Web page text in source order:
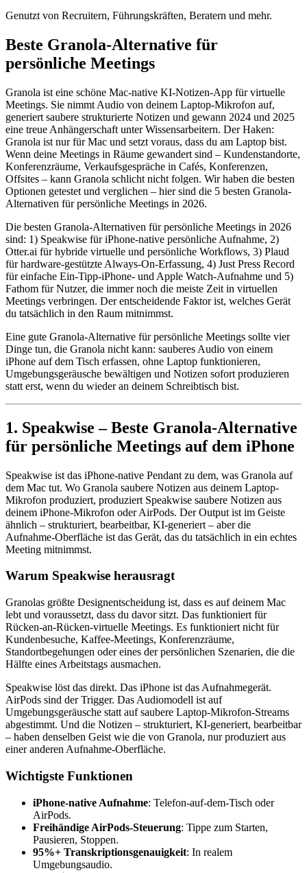
Genutzt von Recruitern, Führungskräften, Beratern und mehr.
Beste Granola-Alternative für
persönliche Meetings
Granola ist eine schöne Mac-native KI-Notizen-App für virtuelle
Meetings. Sie nimmt Audio von deinem Laptop-Mikrofon auf,
generiert saubere strukturierte Notizen und gewann 2024 und 2025
eine treue Anhängerschaft unter Wissensarbeitern. Der Haken:
Granola ist nur für Mac und setzt voraus, dass du am Laptop bist.
Wenn deine Meetings in Räume gewandert sind – Kundenstandorte,
Konferenzräume, Verkaufsgespräche in Cafés, Konferenzen,
Offsites – kann Granola schlicht nicht folgen. Wir haben die besten
Optionen getestet und verglichen – hier sind die 5 besten Granola-
Alternativen für persönliche Meetings in 2026.
Die besten Granola-Alternativen für persönliche Meetings in 2026
sind: 1) Speakwise für iPhone-native persönliche Aufnahme, 2)
Otter.ai für hybride virtuelle und persönliche Workflows, 3) Plaud
für hardware-gestützte Always-On-Erfassung, 4) Just Press Record
für einfache Ein-Tipp-iPhone- und Apple Watch-Aufnahme und 5)
Fathom für Nutzer, die immer noch die meiste Zeit in virtuellen
Meetings verbringen. Der entscheidende Faktor ist, welches Gerät
du tatsächlich in den Raum mitnimmst.
Eine gute Granola-Alternative für persönliche Meetings sollte vier
Dinge tun, die Granola nicht kann: sauberes Audio von einem
iPhone auf dem Tisch erfassen, ohne Laptop funktionieren,
Umgebungsgeräusche bewältigen und Notizen sofort produzieren
statt erst, wenn du wieder an deinem Schreibtisch bist.
1. Speakwise – Beste Granola-Alternative
für persönliche Meetings auf dem iPhone
Speakwise ist das iPhone-native Pendant zu dem, was Granola auf
dem Mac tut. Wo Granola saubere Notizen aus deinem Laptop-
Mikrofon produziert, produziert Speakwise saubere Notizen aus
deinem iPhone-Mikrofon oder AirPods. Der Output ist im Geiste
ähnlich – strukturiert, bearbeitbar, KI-generiert – aber die
Aufnahme-Oberfläche ist das Gerät, das du tatsächlich in ein echtes
Meeting mitnimmst.
Warum Speakwise herausragt
Granolas größte Designentscheidung ist, dass es auf deinem Mac
lebt und voraussetzt, dass du davor sitzt. Das funktioniert für
Rücken-an-Rücken-virtuelle Meetings. Es funktioniert nicht für
Kundenbesuche, Kaffee-Meetings, Konferenzräume,
Standortbegehungen oder eines der persönlichen Szenarien, die die
Hälfte eines Arbeitstags ausmachen.
Speakwise löst das direkt. Das iPhone ist das Aufnahmegerät.
AirPods sind der Trigger. Das Audiomodell ist auf
Umgebungsgeräusche statt auf saubere Laptop-Mikrofon-Streams
abgestimmt. Und die Notizen – strukturiert, KI-generiert, bearbeitbar
– haben denselben Geist wie die von Granola, nur produziert aus
einer anderen Aufnahme-Oberfläche.
Wichtigste Funktionen
iPhone-native Aufnahme: Telefon-auf-dem-Tisch oder
AirPods.
Freihändige AirPods-Steuerung: Tippe zum Starten,
Pausieren, Stoppen.
95%+ Transkriptionsgenauigkeit: In realem
Umgebungsaudio.